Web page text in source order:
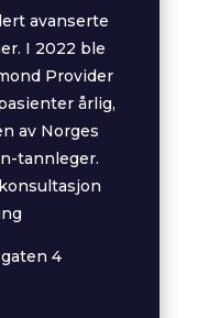
avanserte
I 2022 ble
Provider
årlig,
av Norges
tannleger.
4